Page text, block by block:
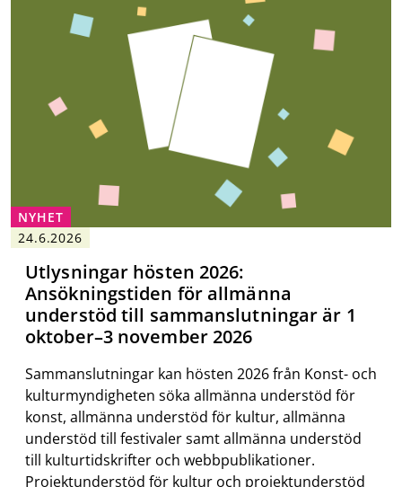
NYHET
24.6.2026
Utlysningar hösten 2026:
Ansökningstiden för allmänna
understöd till sammanslutningar är 1
oktober–3 november 2026
Sammanslutningar kan hösten 2026 från Konst- och
kulturmyndigheten söka allmänna understöd för
konst, allmänna understöd för kultur, allmänna
understöd till festivaler samt allmänna understöd
till kulturtidskrifter och webbpublikationer.
Projektunderstöd för kultur och projektunderstöd